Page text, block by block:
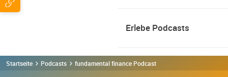
Erlebe Podcasts
Startseite Podcasts fundamental finance Podcast